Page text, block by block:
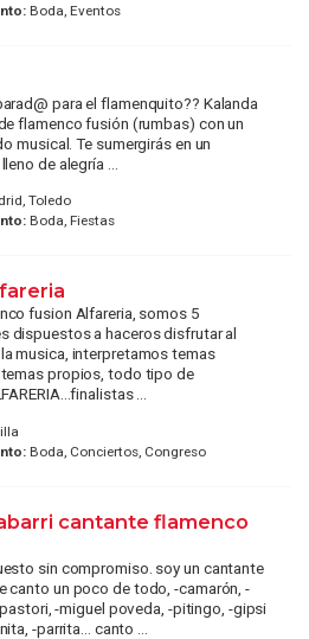
Boda, Eventos
para el flamenquito?? Kalanda
flamenco fusión (rumbas) con un
musical. Te sumergirás en un
de alegría ...
Toledo
Boda, Fiestas
fusion Alfareria, somos 5
dispuestos a haceros disfrutar al
musica, interpretamos temas
propios, todo tipo de
...
Boda, Conciertos, Congreso
cantante flamenco
sin compromiso. soy un cantante
canto un poco de todo, -camarón, -
-miguel poveda, -pitingo, -gipsi
-parrita... canto ...